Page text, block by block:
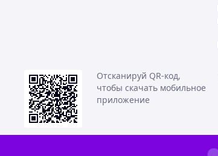
Отсканируй QR-код,
чтобы скачать мобильное
приложение